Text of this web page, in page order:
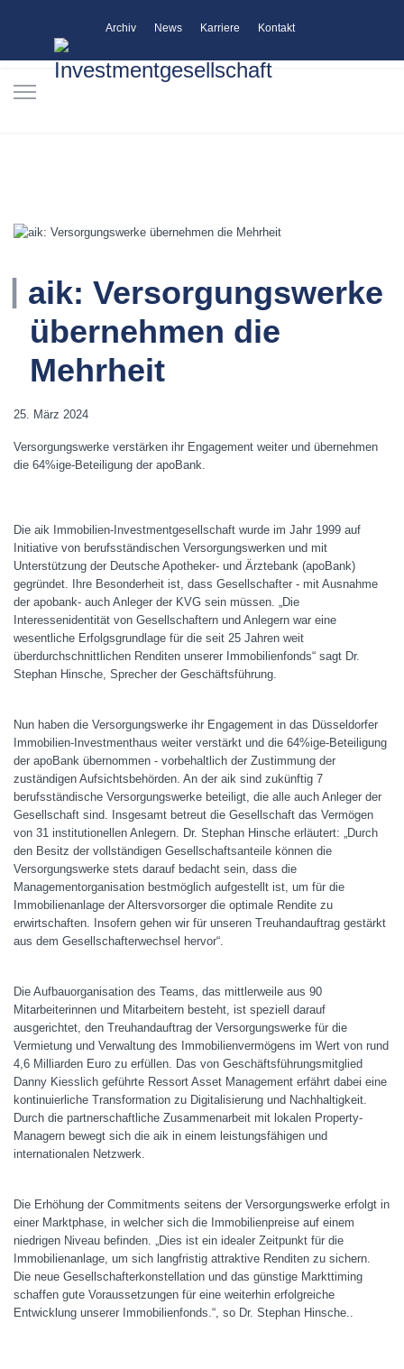
Archiv News Karriere Kontakt
aik: Versorgungswerke
übernehmen die
Mehrheit
25. März 2024
Versorgungswerke verstärken ihr Engagement weiter und übernehmen
die 64%ige-Beteiligung der apoBank.
Die aik Immobilien-Investmentgesellschaft wurde im Jahr 1999 auf
Initiative von berufsständischen Versorgungswerken und mit
Unterstützung der Deutsche Apotheker- und Ärztebank (apoBank)
gegründet. Ihre Besonderheit ist, dass Gesellschafter - mit Ausnahme
der apobank- auch Anleger der KVG sein müssen. „Die
Interessenidentität von Gesellschaftern und Anlegern war eine
wesentliche Erfolgsgrundlage für die seit 25 Jahren weit
überdurchschnittlichen Renditen unserer Immobilienfonds“ sagt Dr.
Stephan Hinsche, Sprecher der Geschäftsführung.
Nun haben die Versorgungswerke ihr Engagement in das Düsseldorfer
Immobilien-Investmenthaus weiter verstärkt und die 64%ige-Beteiligung
der apoBank übernommen - vorbehaltlich der Zustimmung der
zuständigen Aufsichtsbehörden. An der aik sind zukünftig 7
berufsständische Versorgungswerke beteiligt, die alle auch Anleger der
Gesellschaft sind. Insgesamt betreut die Gesellschaft das Vermögen
von 31 institutionellen Anlegern. Dr. Stephan Hinsche erläutert: „Durch
den Besitz der vollständigen Gesellschaftsanteile können die
Versorgungswerke stets darauf bedacht sein, dass die
Managementorganisation bestmöglich aufgestellt ist, um für die
Immobilienanlage der Altersvorsorger die optimale Rendite zu
erwirtschaften. Insofern gehen wir für unseren Treuhandauftrag gestärkt
aus dem Gesellschafterwechsel hervor“.
Die Aufbauorganisation des Teams, das mittlerweile aus 90
Mitarbeiterinnen und Mitarbeitern besteht, ist speziell darauf
ausgerichtet, den Treuhandauftrag der Versorgungswerke für die
Vermietung und Verwaltung des Immobilienvermögens im Wert von rund
4,6 Milliarden Euro zu erfüllen. Das von Geschäftsführungsmitglied
Danny Kiesslich geführte Ressort Asset Management erfährt dabei eine
kontinuierliche Transformation zu Digitalisierung und Nachhaltigkeit.
Durch die partnerschaftliche Zusammenarbeit mit lokalen Property-
Managern bewegt sich die aik in einem leistungsfähigen und
internationalen Netzwerk.
Die Erhöhung der Commitments seitens der Versorgungswerke erfolgt in
einer Marktphase, in welcher sich die Immobilienpreise auf einem
niedrigen Niveau befinden. „Dies ist ein idealer Zeitpunkt für die
Immobilienanlage, um sich langfristig attraktive Renditen zu sichern.
Die neue Gesellschafterkonstellation und das günstige Markttiming
schaffen gute Voraussetzungen für eine weiterhin erfolgreiche
Entwicklung unserer Immobilienfonds.“, so Dr. Stephan Hinsche..